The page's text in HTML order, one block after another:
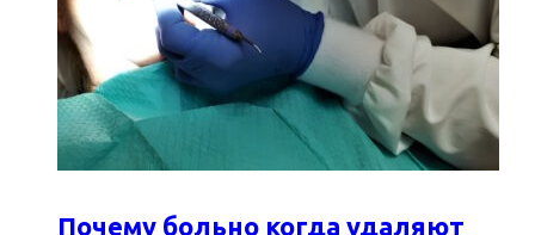
Почему больно когда удаляют